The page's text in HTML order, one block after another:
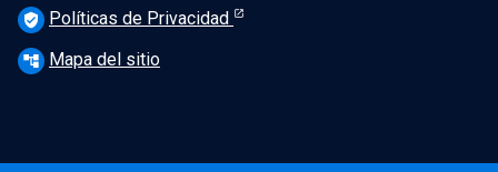
verified_user Políticas de Privacidad
account_tree Mapa del sitio